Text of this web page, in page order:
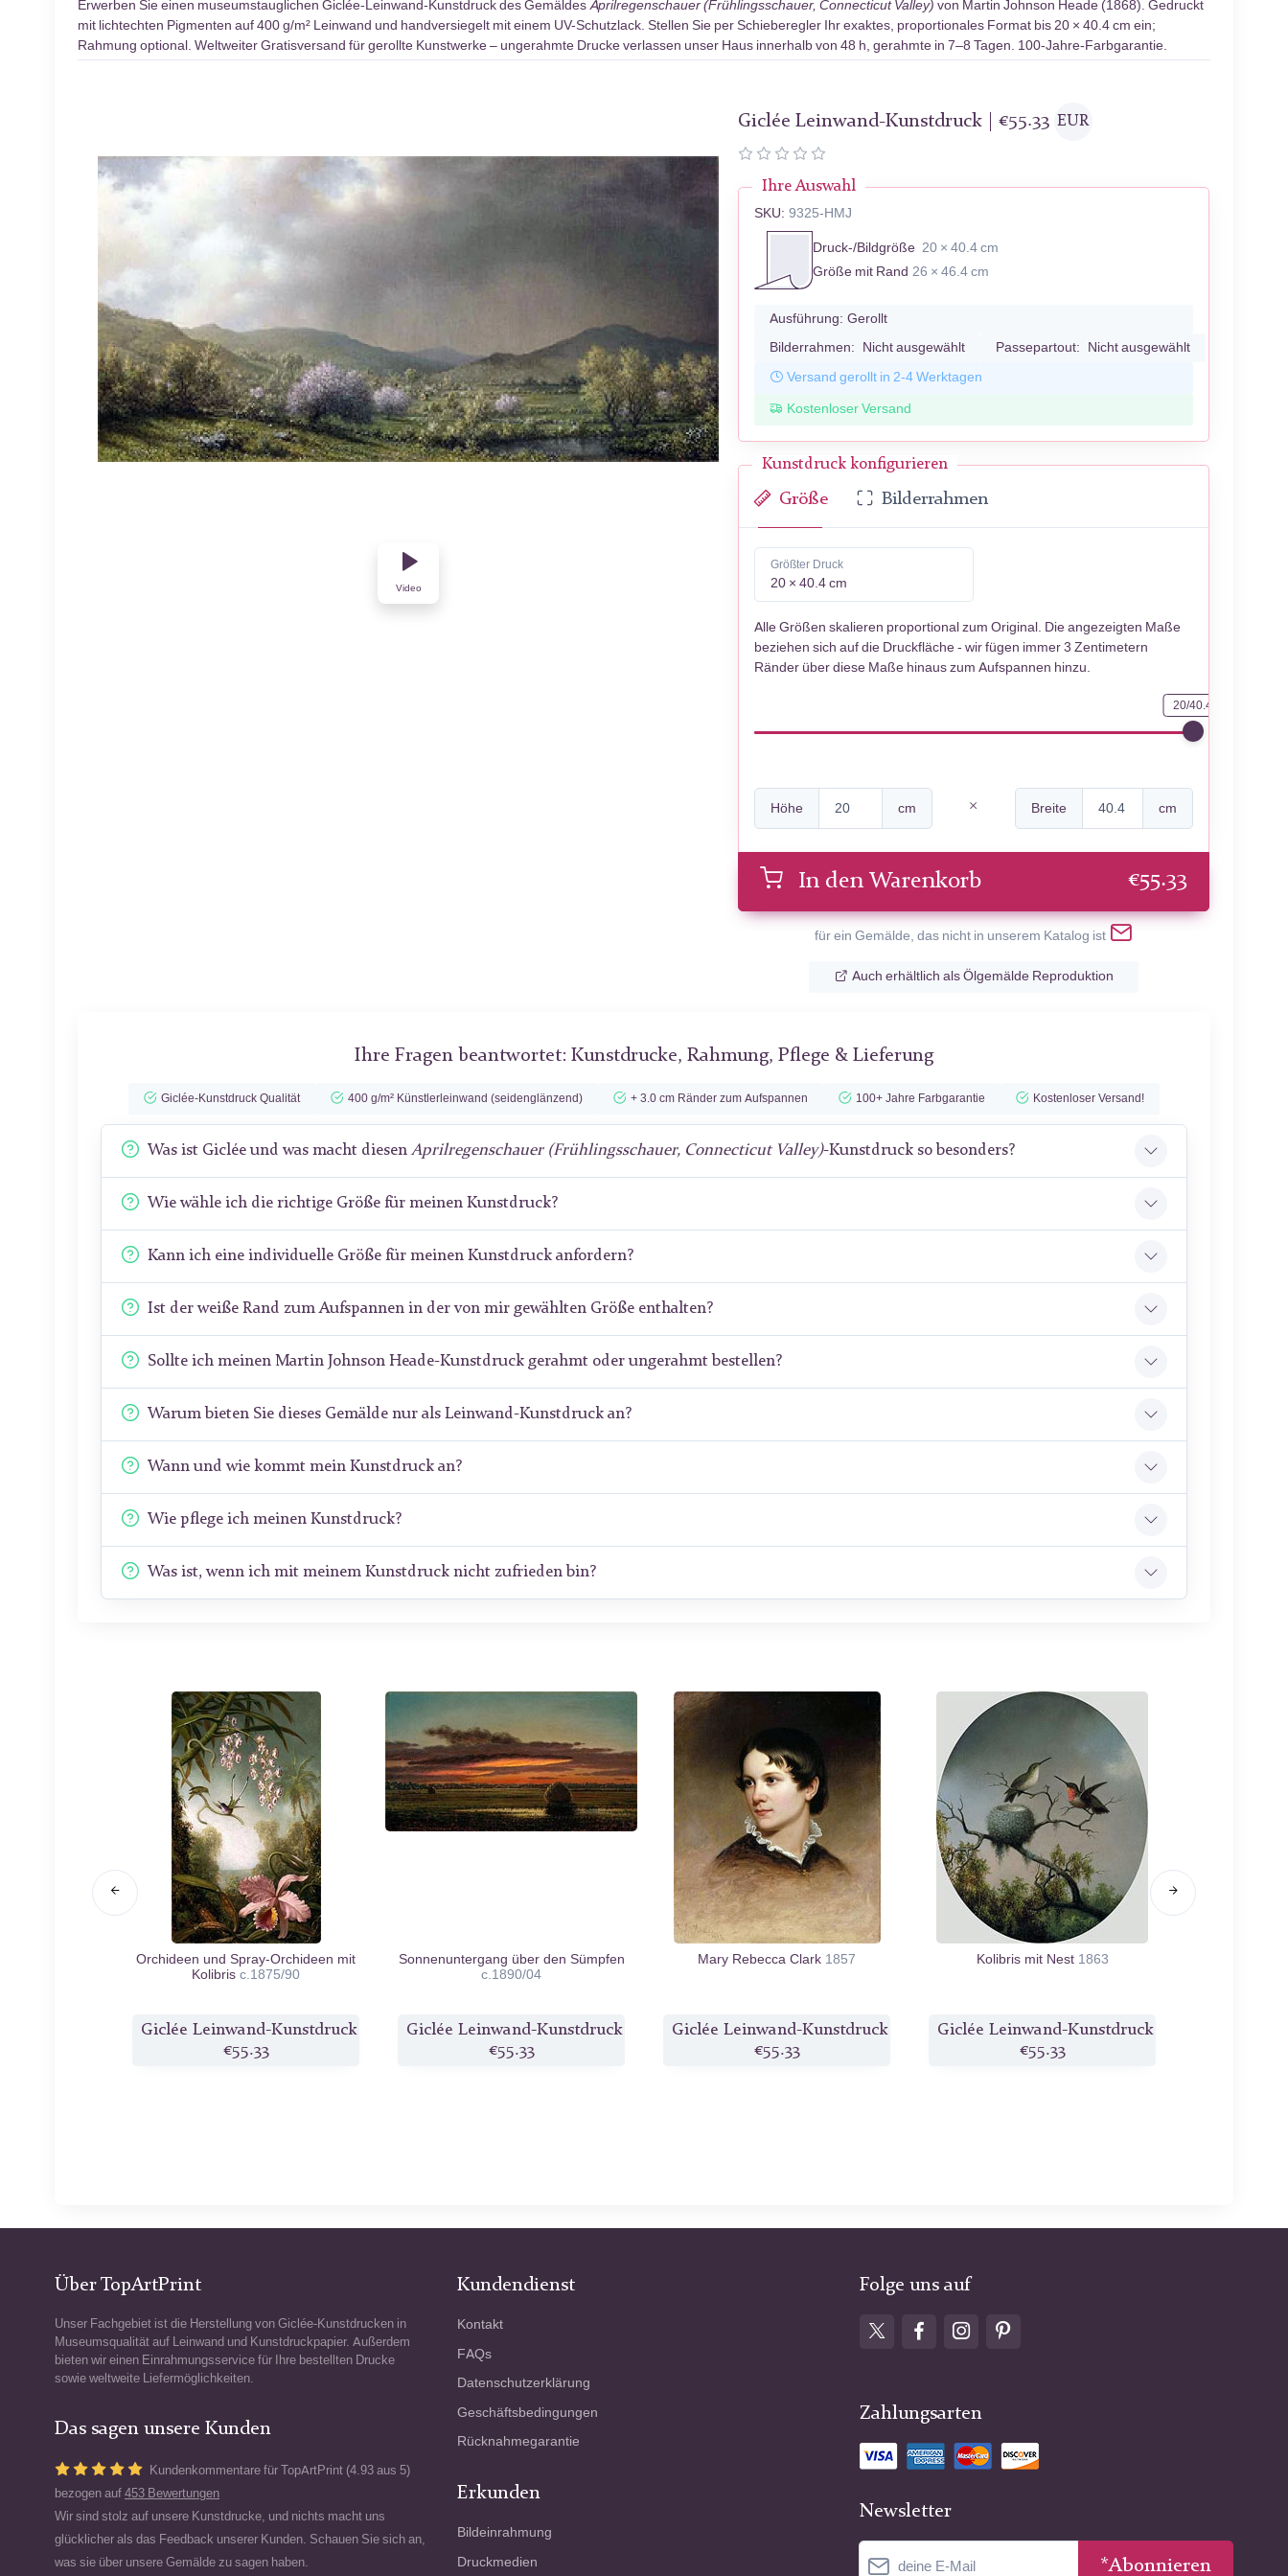
Erwerben Sie einen museumstauglichen Giclée-Leinwand-Kunstdruck des GemäldesAprilregenschauer (Frühlingsschauer, Connecticut Valley) von Martin Johnson Heade (1868). Gedruckt
mit lichtechten Pigmenten auf 400 g/m² Leinwand und handversiegelt mit einem UV-Schutzlack. Stellen Sie per Schieberegler Ihr exaktes, proportionales Format bis 20 × 40.4 cm ein;
Rahmung optional. Weltweiter Gratisversand für gerollte Kunstwerke – ungerahmte Drucke verlassen unser Haus innerhalb von 48 h, gerahmte in 7–8 Tagen. 100-Jahre-Farbgarantie.
Video
Giclée Leinwand-Kunstdruck |€55.33 EUR
Ihre Auswahl
SKU: 9325-HMJ
Druck-/Bildgröße 20 × 40.4 cm
Größe mit Rand 26 × 46.4 cm
Ausführung: Gerollt
Bilderrahmen: Nicht ausgewählt Passepartout: Nicht ausgewählt
Versand gerollt in 2-4 Werktagen
Kostenloser Versand
Kunstdruck konfigurieren
Größe Bilderrahmen
Größter Druck
20 × 40.4 cm
Alle Größen skalieren proportional zum Original. Die angezeigten Maße
beziehen sich auf die Druckfläche - wir fügen immer 3 Zentimetern
Ränder über diese Maße hinaus zum Aufspannen hinzu.
20/40.4
Höhe cm Breite cm
In den Warenkorb €55.33
für ein Gemälde, das nicht in unserem Katalog ist
Auch erhältlich als Ölgemälde Reproduktion
Ihre Fragen beantwortet: Kunstdrucke, Rahmung, Pflege & Lieferung
Giclée-Kunstdruck Qualität 400 g/m² Künstlerleinwand (seidenglänzend) + 3.0 cm Ränder zum Aufspannen 100+ Jahre Farbgarantie Kostenloser Versand!
Was ist Giclée und was macht diesenAprilregenschauer (Frühlingsschauer, Connecticut Valley)-Kunstdruck so besonders?
Wie wähle ich die richtige Größe für meinen Kunstdruck?
Kann ich eine individuelle Größe für meinen Kunstdruck anfordern?
Ist der weiße Rand zum Aufspannen in der von mir gewählten Größe enthalten?
Sollte ich meinen Martin Johnson Heade-Kunstdruck gerahmt oder ungerahmt bestellen?
Warum bieten Sie dieses Gemälde nur als Leinwand-Kunstdruck an?
Wann und wie kommt mein Kunstdruck an?
Wie pflege ich meinen Kunstdruck?
Was ist, wenn ich mit meinem Kunstdruck nicht zufrieden bin?
Orchideen und Spray-Orchideen mit
Kolibris c.1875/90
Giclée Leinwand-Kunstdruck
€55.33
Sonnenuntergang über den Sümpfen
c.1890/04
Giclée Leinwand-Kunstdruck
€55.33
Mary Rebecca Clark 1857
Giclée Leinwand-Kunstdruck
€55.33
Kolibris mit Nest 1863
Giclée Leinwand-Kunstdruck
€55.33
Über TopArtPrint
Unser Fachgebiet ist die Herstellung von Giclée-Kunstdrucken in
Museumsqualität auf Leinwand und Kunstdruckpapier. Außerdem
bieten wir einen Einrahmungsservice für Ihre bestellten Drucke
sowie weltweite Liefermöglichkeiten.
Das sagen unsere Kunden
Kundenkommentare für TopArtPrint (4.93 aus 5)
bezogen auf 453 Bewertungen
Wir sind stolz auf unsere Kunstdrucke, und nichts macht uns
glücklicher als das Feedback unserer Kunden. Schauen Sie sich an,
was sie über unsere Gemälde zu sagen haben.
Kundendienst
Kontakt
FAQs
Datenschutzerklärung
Geschäftsbedingungen
Rücknahmegarantie
Erkunden
Bildeinrahmung
Druckmedien
Folge uns auf
Zahlungsarten
Newsletter
*Abonnieren